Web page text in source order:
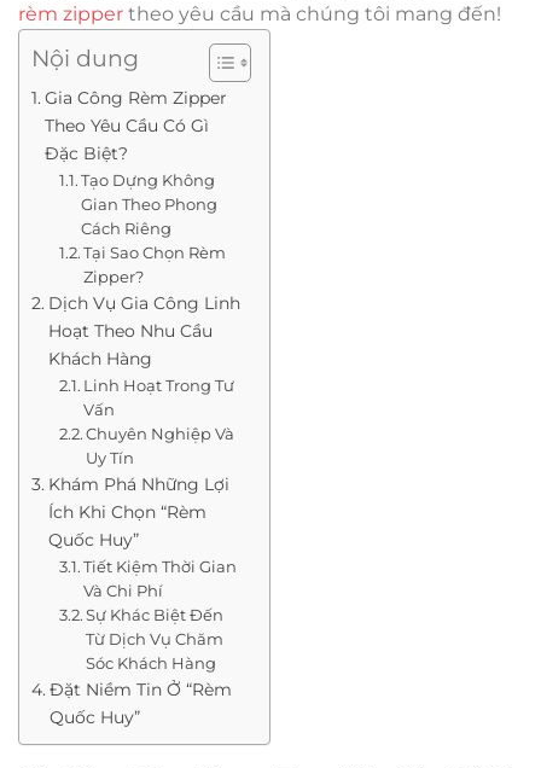
rèm zipper theo yêu cầu mà chúng tôi mang đến!
Nội dung
Gia Công Rèm Zipper
Theo Yêu Cầu Có Gì
Đặc Biệt?
Tạo Dựng Không
Gian Theo Phong
Cách Riêng
Tại Sao Chọn Rèm
Zipper?
Dịch Vụ Gia Công Linh
Hoạt Theo Nhu Cầu
Khách Hàng
Linh Hoạt Trong Tư
Vấn
Chuyên Nghiệp Và
Uy Tín
Khám Phá Những Lợi
Ích Khi Chọn “Rèm
Quốc Huy”
Tiết Kiệm Thời Gian
Và Chi Phí
Sự Khác Biệt Đến
Từ Dịch Vụ Chăm
Sóc Khách Hàng
Đặt Niềm Tin Ở “Rèm
Quốc Huy”